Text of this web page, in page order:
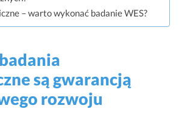
są gwarancją
rozwoju
– warto wykonać badanie WES?